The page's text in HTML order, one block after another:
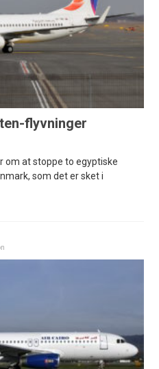
flyvninger
om at stoppe to egyptiske
som det er sket i